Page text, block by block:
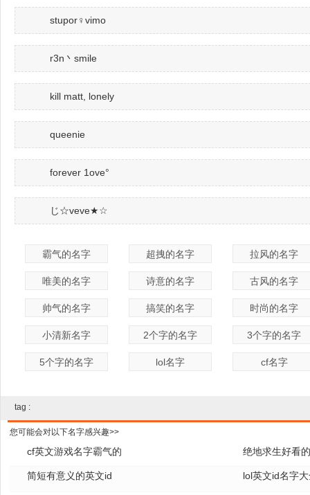
stupor♀vimo
r3n丶smile
kill matt, lonely
queenie
forever 1ove°
じ☆veve★☆
霸气的名字 超拽的名字 拉风的名字
唯美的名字 诗意的名字 古风的名字
帅气的名字 搞笑的名字 时尚的名字
小清新名字 2个字的名字 3个字的名字
5个字的名字 lol名字 cf名字
tag :
您可能会对以下名字感兴趣>>
cf英文游戏名字霸气的 绝地求生好看
简短有意义的英文id lol英文id名字